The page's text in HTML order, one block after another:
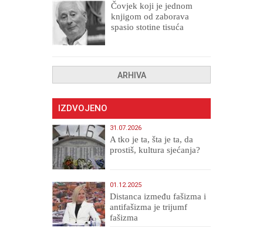
Čovjek koji je jednom
knjigom od zaborava
spasio stotine tisuća
ARHIVA
IZDVOJENO
31.07.2026
A tko je ta, šta je ta, da
prostiš, kultura sjećanja?
01.12.2025
Distanca između fašizma i
antifašizma je trijumf
fašizma